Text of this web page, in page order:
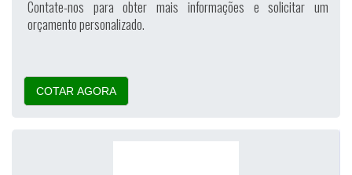
Contate-nos para obter mais informações e solicitar um
orçamento personalizado.
COTAR AGORA